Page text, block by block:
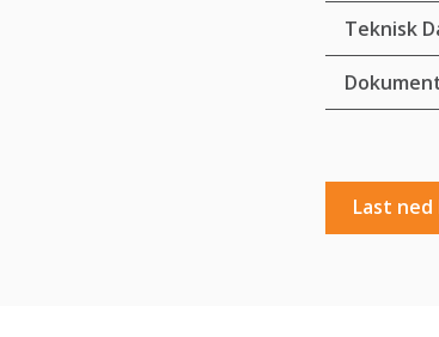
Teknisk
Last ned